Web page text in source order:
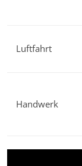
Luftfahrt
Handwerk